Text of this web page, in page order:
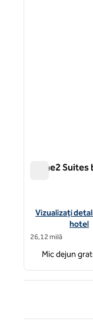
Home2
Vizualizați
Vizualizați
hotel
26,12 milă
Mic dejun